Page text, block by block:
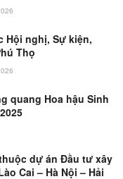
Hội nghị, Sự kiện,
Thọ
quang Hoa hậu Sinh
dự án Đầu tư xây
Cai – Hà Nội – Hải